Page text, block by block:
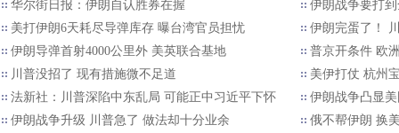
华尔街日报：伊朗自认胜券在握
伊朗战争要打
美打伊朗6天耗尽导弹库存 曝台湾官员担忧
伊朗完蛋了！
伊朗导弹首射4000公里外 美英联合基地
普京开条件 欧
川普没招了 现有措施微不足道
美伊打仗 杭州
法新社：川普深陷中东乱局 可能正中习近平下怀
伊朗战争凸显
伊朗战争升级 川普急了 做法却十分业余
俄不帮伊朗 换